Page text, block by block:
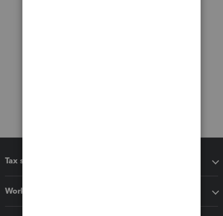
Tax software
Workflow add-ons